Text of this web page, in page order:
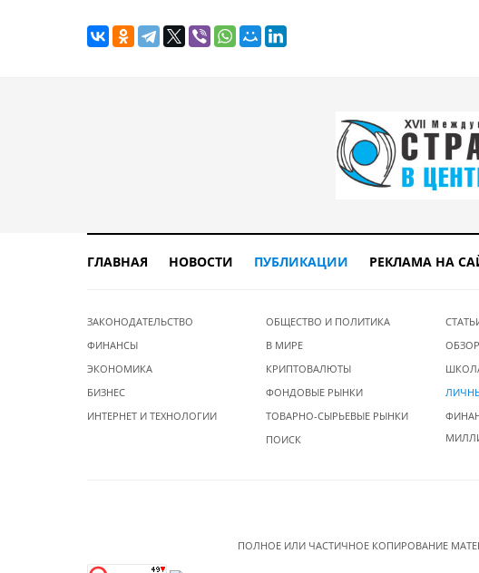
ГЛАВНАЯ НОВОСТИ ПУБЛИКАЦИИ РЕКЛАМА НА
ЗАКОНОДАТЕЛЬСТВО
ФИНАНСЫ
ЭКОНОМИКА
БИЗНЕС
ИНТЕРНЕТ И ТЕХНОЛОГИИ
ОБЩЕСТВО И ПОЛИТИКА
В МИРЕ
КРИПТОВАЛЮТЫ
ФОНДОВЫЕ РЫНКИ
ТОВАРНО-СЫРЬЕВЫЕ РЫНКИ
ПОИСК
ПОЛНОЕ ИЛИ ЧАСТИЧНОЕ КОПИРОВАНИЕ